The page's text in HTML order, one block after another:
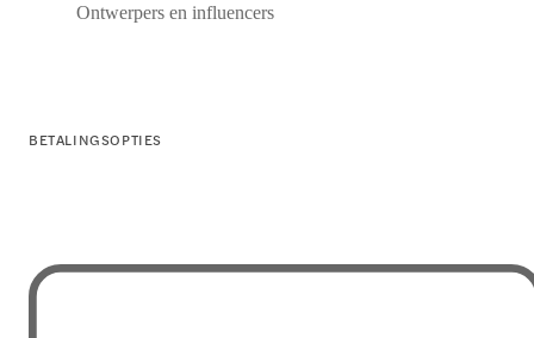
Ontwerpers en influencers
BETALINGSOPTIES